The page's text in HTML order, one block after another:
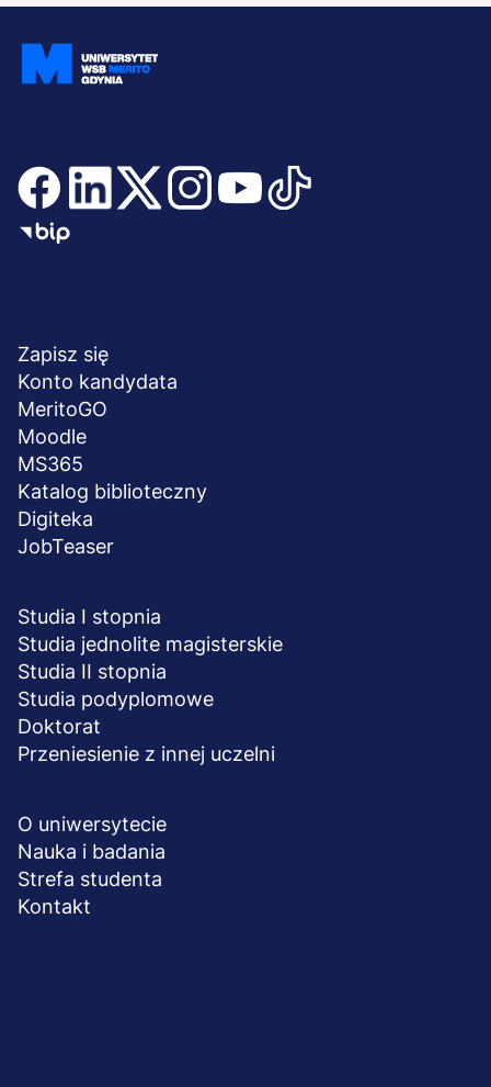
stopka
Zapisz się
Konto kandydata
MeritoGO
Moodle
MS365
Katalog biblioteczny
Digiteka
JobTeaser
Studia I stopnia
Studia jednolite magisterskie
Studia II stopnia
Studia podyplomowe
Doktorat
Przeniesienie z innej uczelni
O uniwersytecie
Nauka i badania
Strefa studenta
Kontakt